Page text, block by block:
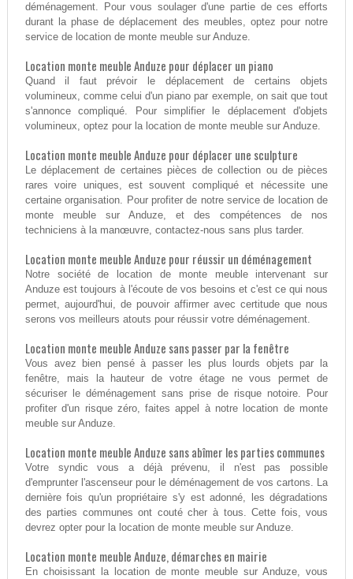
déménagement. Pour vous soulager d'une partie de ces efforts
durant la phase de déplacement des meubles, optez pour notre
service de location de monte meuble sur Anduze.
Location monte meuble Anduze pour déplacer un piano
Quand il faut prévoir le déplacement de certains objets
volumineux, comme celui d'un piano par exemple, on sait que tout
s'annonce compliqué. Pour simplifier le déplacement d'objets
volumineux, optez pour la location de monte meuble sur Anduze.
Location monte meuble Anduze pour déplacer une sculpture
Le déplacement de certaines pièces de collection ou de pièces
rares voire uniques, est souvent compliqué et nécessite une
certaine organisation. Pour profiter de notre service de location de
monte meuble sur Anduze, et des compétences de nos
techniciens à la manœuvre, contactez-nous sans plus tarder.
Location monte meuble Anduze pour réussir un déménagement
Notre société de location de monte meuble intervenant sur
Anduze est toujours à l'écoute de vos besoins et c'est ce qui nous
permet, aujourd'hui, de pouvoir affirmer avec certitude que nous
serons vos meilleurs atouts pour réussir votre déménagement.
Location monte meuble Anduze sans passer par la fenêtre
Vous avez bien pensé à passer les plus lourds objets par la
fenêtre, mais la hauteur de votre étage ne vous permet de
sécuriser le déménagement sans prise de risque notoire. Pour
profiter d'un risque zéro, faites appel à notre location de monte
meuble sur Anduze.
Location monte meuble Anduze sans abîmer les parties communes
Votre syndic vous a déjà prévenu, il n'est pas possible
d'emprunter l'ascenseur pour le déménagement de vos cartons. La
dernière fois qu'un propriétaire s'y est adonné, les dégradations
des parties communes ont couté cher à tous. Cette fois, vous
devrez opter pour la location de monte meuble sur Anduze.
Location monte meuble Anduze, démarches en mairie
En choisissant la location de monte meuble sur Anduze, vous